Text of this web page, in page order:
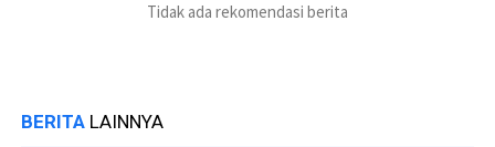
Tidak ada rekomendasi berita
BERITA LAINNYA